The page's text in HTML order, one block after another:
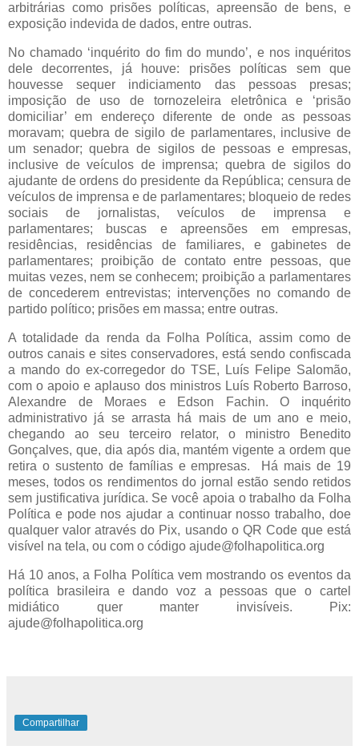
arbitrárias como prisões políticas, apreensão de bens, e
exposição indevida de dados, entre outras.
No chamado ‘inquérito do fim do mundo’, e nos inquéritos
dele decorrentes, já houve: prisões políticas sem que
houvesse sequer indiciamento das pessoas presas;
imposição de uso de tornozeleira eletrônica e ‘prisão
domiciliar’ em endereço diferente de onde as pessoas
moravam; quebra de sigilo de parlamentares, inclusive de
um senador; quebra de sigilos de pessoas e empresas,
inclusive de veículos de imprensa; quebra de sigilos do
ajudante de ordens do presidente da República; censura de
veículos de imprensa e de parlamentares; bloqueio de redes
sociais de jornalistas, veículos de imprensa e
parlamentares; buscas e apreensões em empresas,
residências, residências de familiares, e gabinetes de
parlamentares; proibição de contato entre pessoas, que
muitas vezes, nem se conhecem; proibição a parlamentares
de concederem entrevistas; intervenções no comando de
partido político; prisões em massa; entre outras.
A totalidade da renda da Folha Política, assim como de
outros canais e sites conservadores, está sendo confiscada
a mando do ex-corregedor do TSE, Luís Felipe Salomão,
com o apoio e aplauso dos ministros Luís Roberto Barroso,
Alexandre de Moraes e Edson Fachin. O inquérito
administrativo já se arrasta há mais de um ano e meio,
chegando ao seu terceiro relator, o ministro Benedito
Gonçalves, que, dia após dia, mantém vigente a ordem que
retira o sustento de famílias e empresas. Há mais de 19
meses, todos os rendimentos do jornal estão sendo retidos
sem justificativa jurídica. Se você apoia o trabalho da Folha
Política e pode nos ajudar a continuar nosso trabalho, doe
qualquer valor através do Pix, usando o QR Code que está
visível na tela, ou com o código ajude@folhapolitica.org
Há 10 anos, a Folha Política vem mostrando os eventos da
política brasileira e dando voz a pessoas que o cartel
midiático quer manter invisíveis. Pix:
ajude@folhapolitica.org
Compartilhar